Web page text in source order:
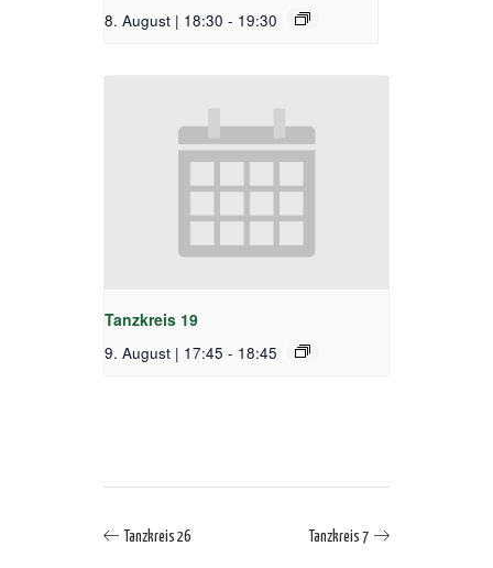
8. August | 18:30 - 19:30
Tanzkreis 19
9. August | 17:45 - 18:45
Tanzkreis 26 Tanzkreis 7